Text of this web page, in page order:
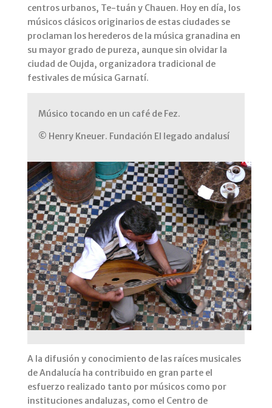
centros urbanos, Te-tuán y Chauen. Hoy en día, los
músicos clásicos originarios de estas ciudades se
proclaman los herederos de la música granadina en
su mayor grado de pureza, aunque sin olvidar la
ciudad de Oujda, organizadora tradicional de
festivales de música Garnatí.
Músico tocando en un café de Fez.
© Henry Kneuer. Fundación El legado andalusí
A la difusión y conocimiento de las raíces musicales
de Andalucía ha contribuido en gran parte el
esfuerzo realizado tanto por músicos como por
instituciones andaluzas, como el Centro de